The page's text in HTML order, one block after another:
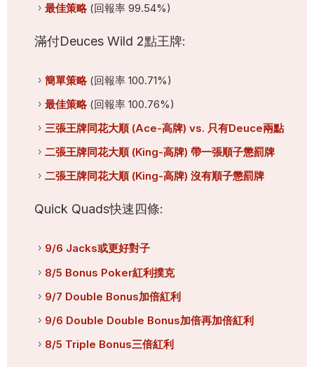
最佳策略 (回報率 99.54%)
滿付Deuces Wild 2點王牌:
簡單策略 (回報率 100.71%)
最佳策略 (回報率 100.76%)
三張王牌同花大順 (Ace-高牌) vs. 只有Deuce兩點
二張王牌同花大順 (King-高牌) 帶一張順子懲罰牌
二張王牌同花大順 (King-高牌) 沒有順子懲罰牌
Quick Quads快速四條:
9/6 Jacks或更好對子
8/5 Bonus Poker紅利撲克
9/7 Double Bonus加倍紅利
9/6 Double Double Bonus加倍再加倍紅利
8/5 Triple Bonus三倍紅利